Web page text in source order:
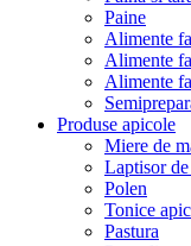
Paine
Alimente
Alimente
Alimente
Produse apicole
Miere de
Laptisor de
Polen
Tonice
Pastura